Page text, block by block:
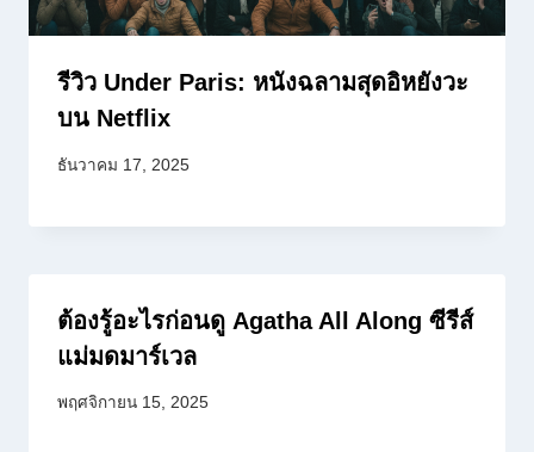
รีวิว Under Paris: หนังฉลามสุดอิหยังวะ
บน Netflix
ธันวาคม 17, 2025
ต้องรู้อะไรก่อนดู Agatha All Along ซีรีส์
แม่มดมาร์เวล
พฤศจิกายน 15, 2025